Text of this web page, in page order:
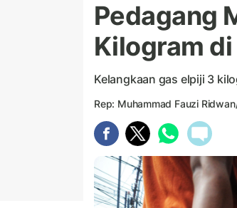
Pedagang
Kilogram
Kelangkaan gas elpiji 3
Rep: Muhammad Fauzi